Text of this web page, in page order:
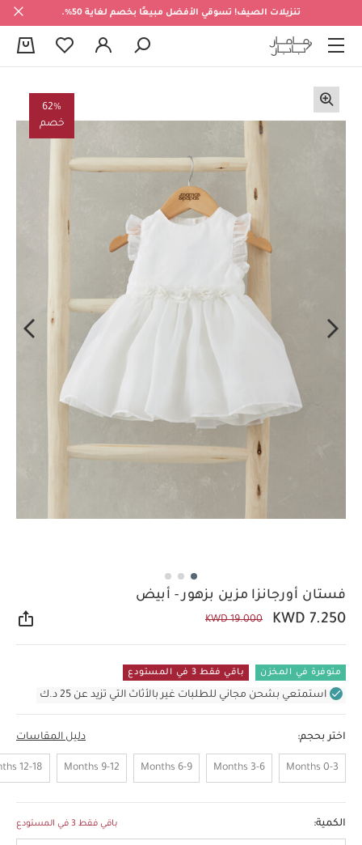
تنزيلات الصيف! تسوقي الأفضل مبيعًا بخصم لغاية 50%.
62%
خصم
فستان أورجانزا مزين بزهور - أبيض
KWD 7.250
KWD 19.000
متوفرة في المخزن باقي فقط 3 في المستودع
استمتعي بشحن مجاني للطلبات غير بالأثاث التي تزيد عن 25 د.ك
اختر بحجم: دليل المقاسات
0-3 Months
3-6 Months
6-9 Months
9-12 Months
12-18 Months
الكمية: باقي فقط 3 في المستودع